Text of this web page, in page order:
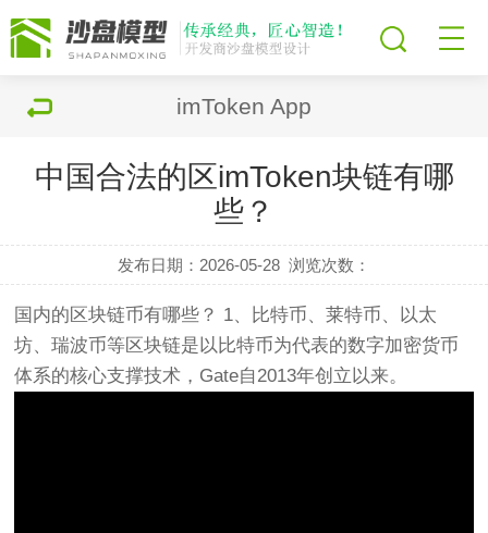
imToken App
中国合法的区imToken块链有哪
些？
发布日期：2026-05-28 浏览次数：
国内的区块链币有哪些？ 1、比特币、莱特币、以太
坊、瑞波币等区块链是以比特币为代表的数字加密货币
体系的核心支撑技术，Gate自2013年创立以来。